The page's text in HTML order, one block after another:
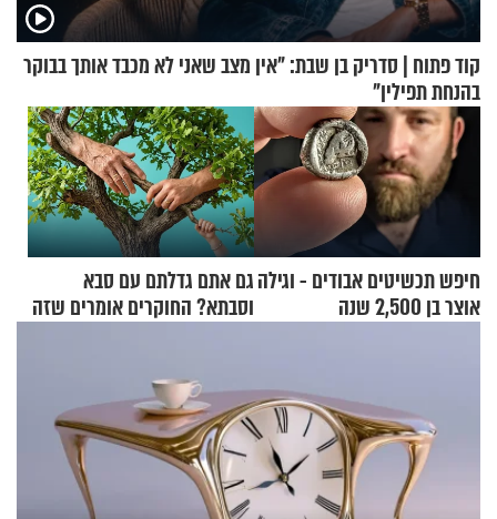
קוד פתוח | סדריק בן שבת: "אין מצב שאני לא מכבד אותך בבוקר
בהנחת תפילין"
חיפש תכשיטים אבודים - וגילה
אוצר בן 2,500 שנה
גם אתם גדלתם עם סבא
וסבתא? החוקרים אומרים שזה